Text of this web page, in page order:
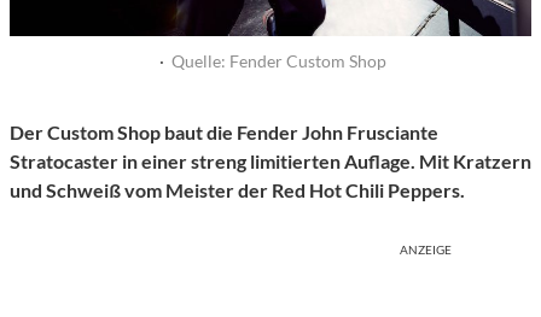
· Quelle: Fender Custom Shop
Der Custom Shop baut die Fender John Frusciante
Stratocaster in einer streng limitierten Auflage. Mit Kratzern
und Schweiß vom Meister der Red Hot Chili Peppers.
ANZEIGE